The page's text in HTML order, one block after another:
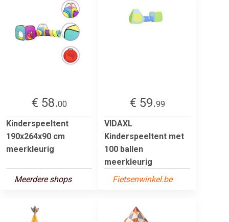
€ 58.00
Kinderspeeltent
190x264x90 cm
meerkleurig
Meerdere shops
€ 59.99
VIDAXL
Kinderspeeltent met
100 ballen
meerkleurig
Fietsenwinkel.be